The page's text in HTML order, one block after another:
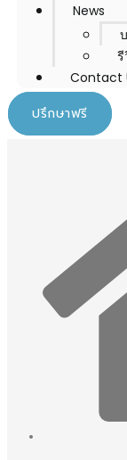
News
Contact
ปรึกษาฟรี